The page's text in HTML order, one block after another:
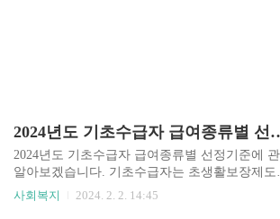
2024년도 기초수
2024년도 기초수급자 급여종류별 선정기준에 관
알아보겠습니다. 기초수급자는 초생활보장제도
통해 생활이 어려운 국민이 정부지원을 받는 사람
사회복지 2024. 2. 2. 14:45